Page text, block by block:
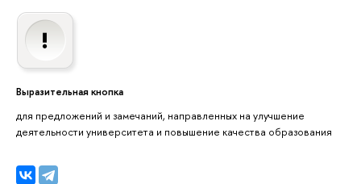
Выразительная кнопка
для предложений и замечаний, направленных на улучшение
деятельности университета и повышение качества образования